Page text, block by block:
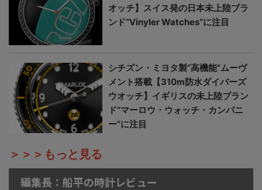
オッチ】スイス発の日本未上陸ブラ
ンド“Vinyler Watches”に注目
シチズン・ミヨタ製“高機能”ムーヴ
メント搭載【310m防水ダイバーズ
ウオッチ】イギリスの未上陸ブラン
ド“マーロウ・ウォッチ・カンパニ
ー”に注目
＞＞＞もっと見る
編集長：船平の時計レビュー